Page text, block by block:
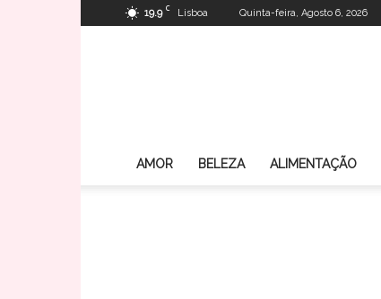
19.9 C Lisboa Quinta-feira, Agosto 6, 2026
AMOR BELEZA ALIMENTAÇÃO